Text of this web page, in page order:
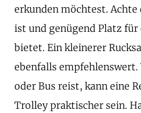
erkunden möchtest. Achte
ist und genügend Platz
bietet. Ein kleinerer
ebenfalls
oder Bus reist, kann eine
Trolley praktischer sein.